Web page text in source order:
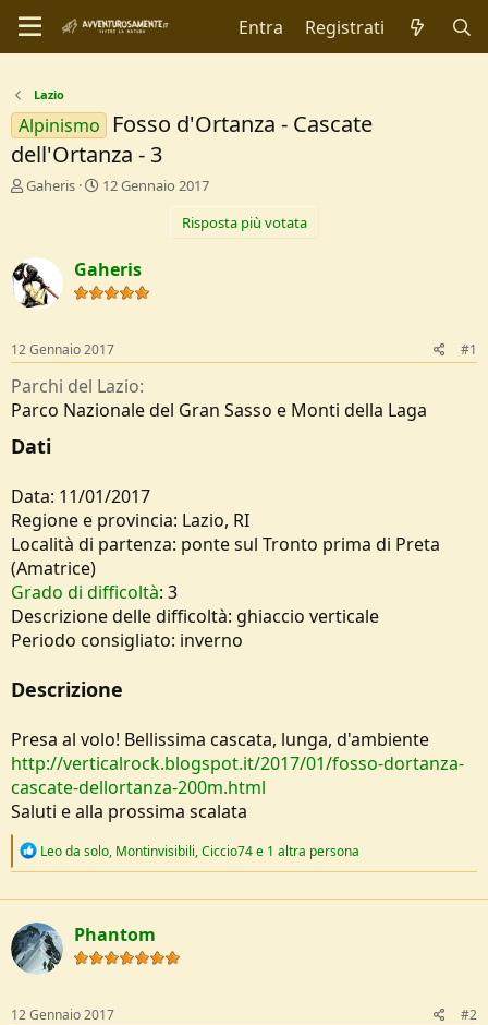
Entra Registrati
Lazio
Alpinismo
Fosso d'Ortanza - Cascate
dell'Ortanza - 3
C
t
o
r
D
i
s
u
s
s
o
n
e
Gaheris
D
d
i
I
i
z
12 Gennaio 2017
Risposta più votata
Gaheris
12 Gennaio 2017 #1
Parchi del Lazio
Parco Nazionale del Gran Sasso e Monti della Laga
Dati
Data: 11/01/2017
Regione e provincia: Lazio, RI
Località di partenza: ponte sul Tronto prima di Preta
(Amatrice)
Grado di difficoltà: 3
Descrizione delle difficoltà: ghiaccio verticale
Periodo consigliato: inverno
Descrizione
Presa al volo! Bellissima cascata, lunga, d'ambiente
http://verticalrock.blogspot.it/2017/01/fosso-dortanza-
cascate-dellortanza-200m.html
Saluti e alla prossima scalata
R
c
t
i
o
n
Leo da solo, Montinvisibili,Ciccio74e 1 altra persona
Phantom
12 Gennaio 2017 #2